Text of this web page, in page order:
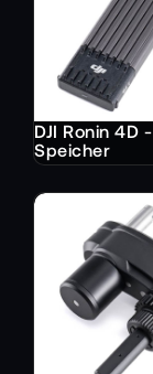
DJI Ronin 4D -
Speicher